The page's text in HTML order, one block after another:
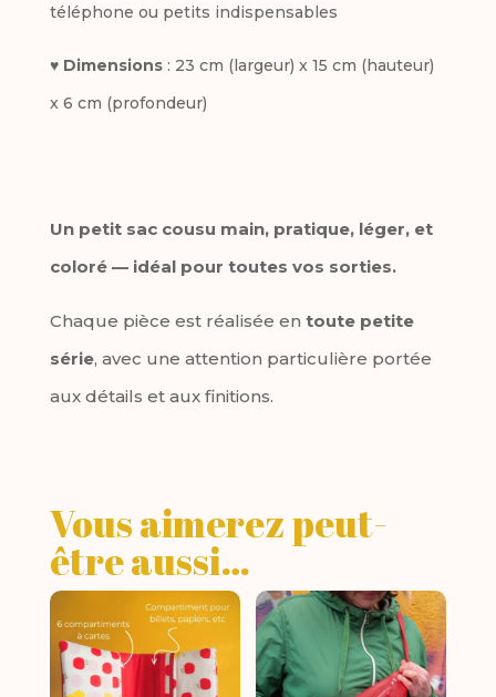
téléphone ou petits indispensables
♥ Dimensions: 23 cm (largeur) x 15 cm (hauteur)
x 6 cm (profondeur)
Un petit sac cousu main, pratique, léger, et
coloré — idéal pour toutes vos sorties.
Chaque pièce est réalisée en toute petite
série, avec une attention particulière portée
aux détails et aux finitions.
Vous aimerez peut-
être aussi…